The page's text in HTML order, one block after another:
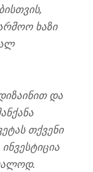
ხაზი
და
თქვენი